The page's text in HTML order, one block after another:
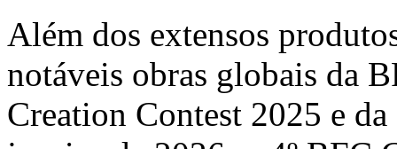
Além dos extensos
notáveis obras globais da
Creation Contest 2025 e